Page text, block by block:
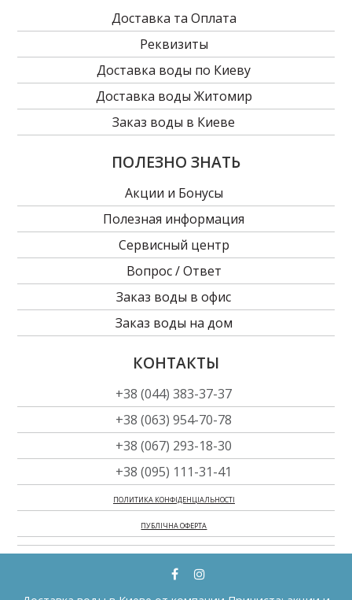
Доставка та Оплата
Реквизиты
Доставка воды по Киеву
Доставка воды Житомир
Заказ воды в Киеве
ПОЛЕЗНО ЗНАТЬ
Акции и Бонусы
Полезная информация
Сервисный центр
Вопрос / Ответ
Заказ воды в офиc
Заказ воды на дом
КОНТАКТЫ
+38 (044) 383-37-37
+38 (063) 954-70-78
+38 (067) 293-18-30
+38 (095) 111-31-41
ПОЛИТИКА КОНФІДЕНЦІАЛЬНОСТІ
ПУБЛІЧНА ОФЕРТА